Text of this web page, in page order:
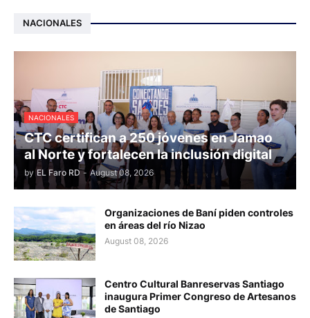
NACIONALES
NACIONALES
CTC certifican a 250 jóvenes en Jamao
al Norte y fortalecen la inclusión digital
by EL Faro RD - August 08, 2026
Organizaciones de Baní piden controles
en áreas del río Nizao
August 08, 2026
Centro Cultural Banreservas Santiago
inaugura Primer Congreso de Artesanos
de Santiago